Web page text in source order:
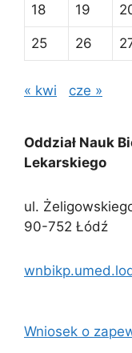
18 19
25 26
« kwi cze »
Oddział Nauk
Lekarskiego
ul.
90-752 Łódź
Wniosek o